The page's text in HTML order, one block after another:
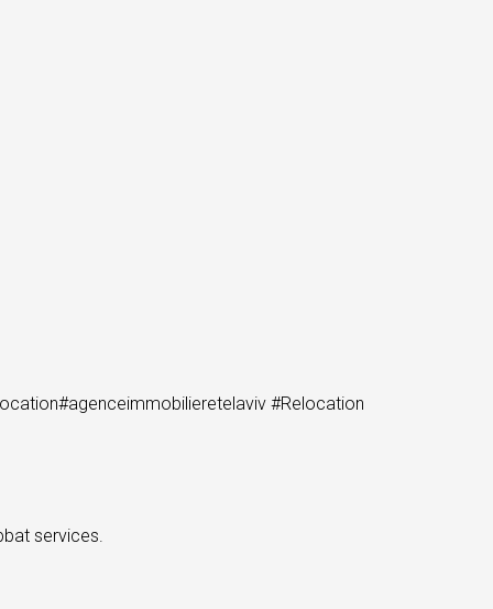
#Relocation
services.